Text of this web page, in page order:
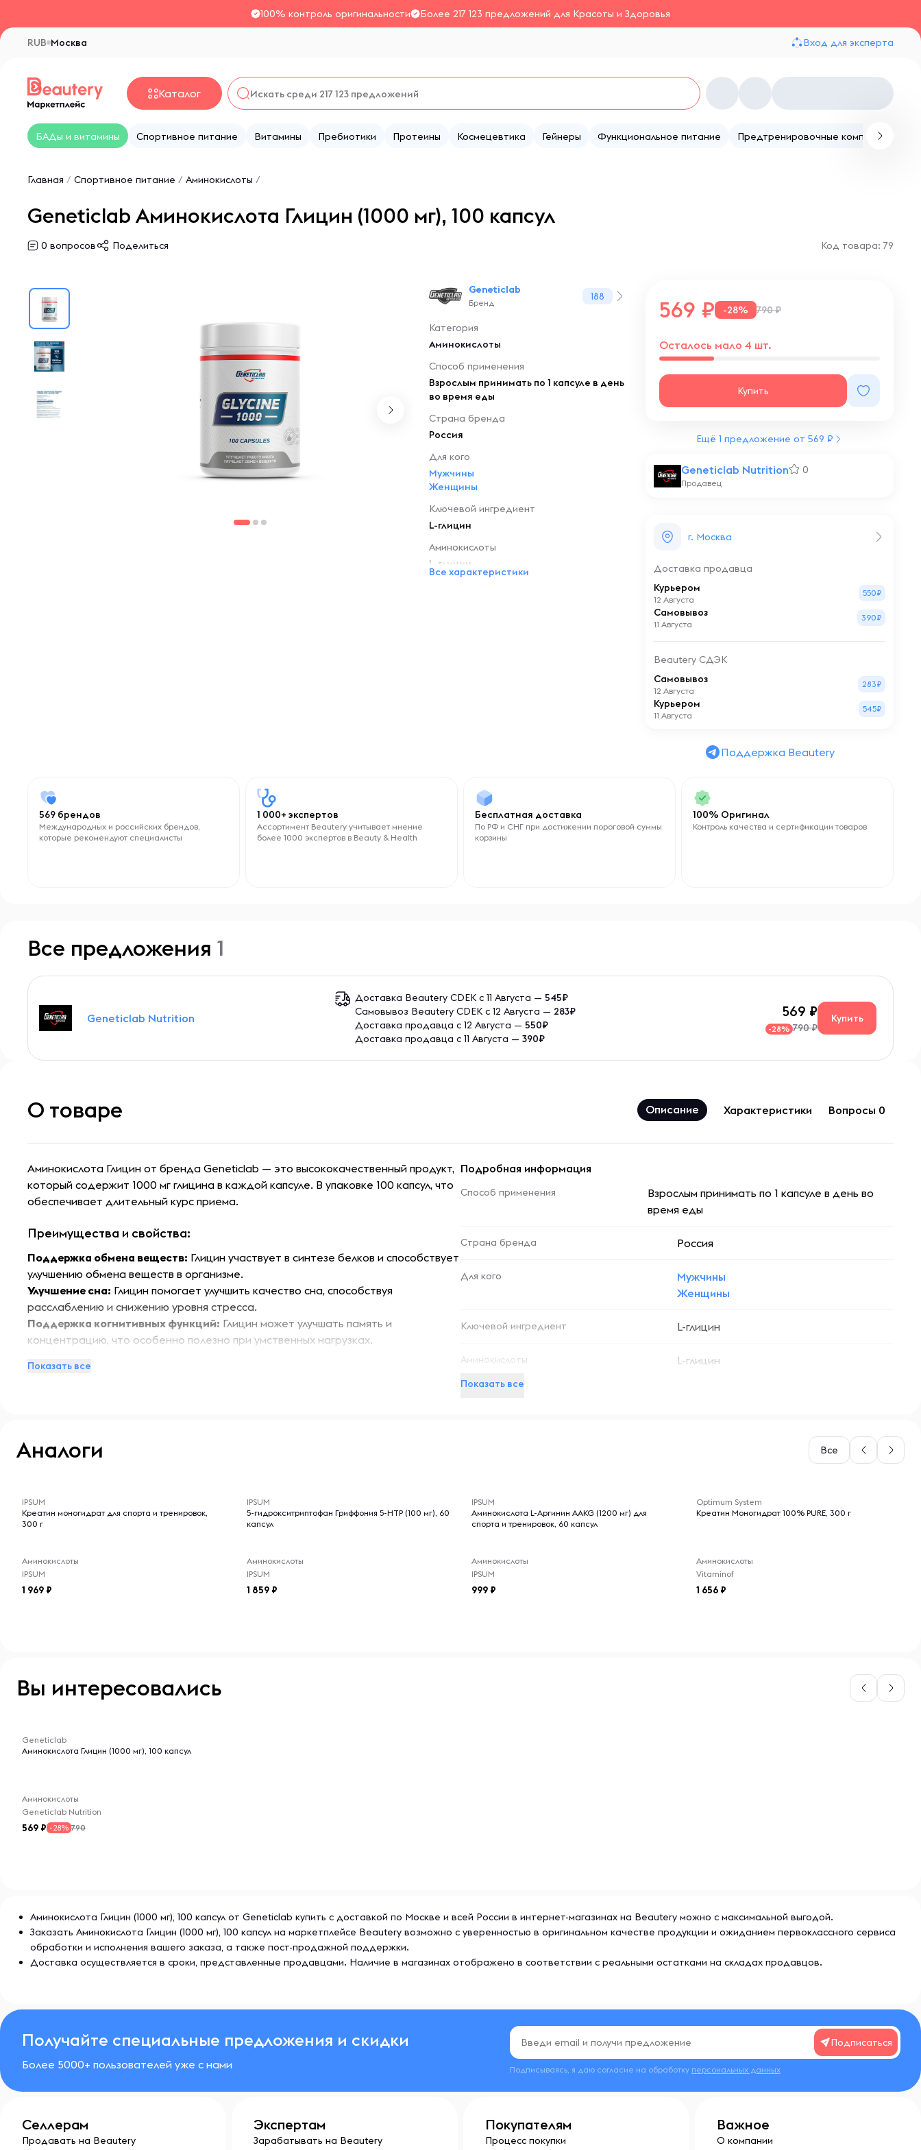
100% контроль оригинальности Более 217 123 предложений для Красоты и Здоровья
Москва
RUB Вход для эксперта
Каталог
БАДы и витамины Спортивное питание Витамины Пребиотики Протеины Космецевтика Гейнеры Функциональное питание Предтренировочные комплексы
Главная / Спортивное питание / Аминокислоты /
Geneticlab Аминокислота Глицин (1000 мг), 100 капсул
0 вопросов Поделиться Код товара: 79
Geneticlab
Бренд
188
Категория
Аминокислоты
Способ применения
Взрослым принимать по 1 капсуле в день
во время еды
Страна бренда
Россия
Для кого
Мужчины
Женщины
Ключевой ингредиент
L-глицин
Аминокислоты
L-глицин
Все характеристики
Geneticlab Nutrition 0
Продавец
569 -28% 790 ₽
Осталось мало 4 шт.
Купить
г. Москва
Доставка продавца
Курьером
12 Августа
550₽
Самовывоз
11 Августа
390₽
Beautery СДЭК
Самовывоз
12 Августа
283₽
Курьером
11 Августа
545₽
Ещё 1 предложение от 569 ₽
Поддержка Beautery
569 брендов
Международных и российских брендов,
которые рекомендуют специалисты
1 000+ экспертов
Ассортимент Beautery учитывает мнение
более 1000 экспертов в Beauty & Health
Бесплатная доставка
По РФ и СНГ при достижении пороговой суммы
корзины
100% Оригинал
Контроль качества и сертификации товаров
Все предложения 1
Geneticlab Nutrition
Доставка Beautery CDEK с 11 Августа —545₽
Самовывоз Beautery CDEK с 12 Августа —283₽
Доставка продавца с 12 Августа —550₽
Доставка продавца с 11 Августа —390₽
569
-28% 790 ₽
Купить
О товаре Описание Характеристики Вопросы 0
Аминокислота Глицин от бренда Geneticlab — это высококачественный продукт,
который содержит 1000 мг глицина в каждой капсуле. В упаковке 100 капсул, что
обеспечивает длительный курс приема.
Преимущества и свойства:
Поддержка обмена веществ: Глицин участвует в синтезе белков и способствует
улучшению обмена веществ в организме.
Улучшение сна: Глицин помогает улучшить качество сна, способствуя
расслаблению и снижению уровня стресса.
Поддержка когнитивных функций: Глицин может улучшать память и
концентрацию, что особенно полезно при умственных нагрузках.
защищая клетки от окислительного стресса.
Капсулы легко проглатываются и не содержат искусственных добавок, что
поддерживать здоровье нервной системы.
Хранить в сухом и прохладном месте, вдали от прямых солнечных лучей и
источников влаги. После открытия упаковки плотно закрывать, чтобы сохранить
Показать все
Подробная информация
Способ применения
Взрослым принимать по 1 капсуле в день во
время еды
Страна бренда Россия
Для кого
Мужчины
Женщины
Ключевой ингредиент L-глицин
Аминокислоты L-глицин
Показать все
Аналоги Все
IPSUM
Креатин моногидрат для спорта и тренировок,
300 г
Аминокислоты
IPSUM
1 969
IPSUM
5-гидрокситриптофан Гриффония 5-НТР (100 мг), 60
капсул
Аминокислоты
IPSUM
1 859
IPSUM
Аминокислота L-Аргинин AAKG (1200 мг) для
спорта и тренировок, 60 капсул
Аминокислоты
IPSUM
999
Optimum System
Креатин Моногидрат 100% PURE, 300 г
Аминокислоты
Vitaminof
1 656
Вы интересовались
Geneticlab
Аминокислота Глицин (1000 мг), 100 капсул
Аминокислоты
Geneticlab Nutrition
569 -28% 790
Аминокислота Глицин (1000 мг), 100 капсул от Geneticlab купить с доставкой по Москве и всей России в интернет-магазинах на Beautery можно с максимальной выгодой.
Заказать Аминокислота Глицин (1000 мг), 100 капсул на маркетплейсе Beautery возможно с уверенностью в оригинальном качестве продукции и ожиданием первоклассного сервиса
обработки и исполнения вашего заказа, а также пост-продажной поддержки.
Доставка осуществляется в сроки, представленные продавцами. Наличие в магазинах отображено в соответствии с реальными остатками на складах продавцов.
Получайте специальные предложения и скидки
Более 5000+ пользователей уже с нами
Подписаться
Подписываясь, я даю согласие на обработку персональных данных
Селлерам
Продавать на Beautery
Экспертам
Зарабатывать на Beautery
Покупателям
Процесс покупки
Важное
О компании